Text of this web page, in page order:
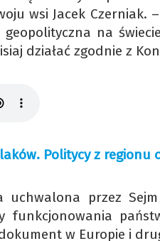
wsi Jacek Czerniak.
geopolityczna na
działać zgodnie z
Politycy z regionu
uchwalona przez
funkcjonowania
w Europie i